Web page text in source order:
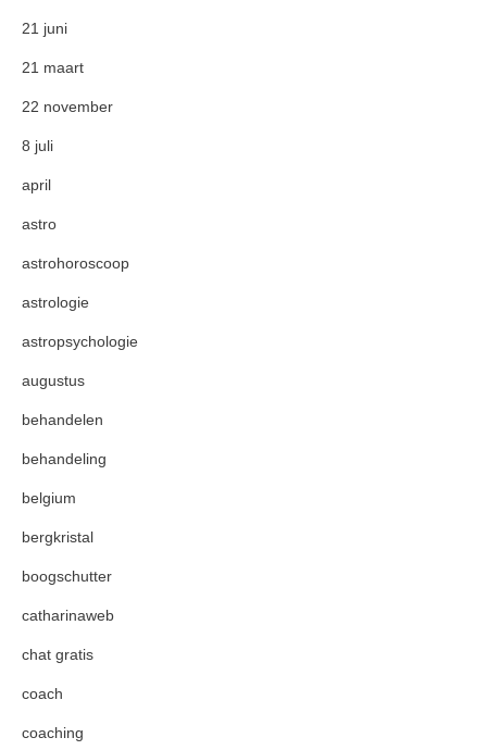
21 juni
21 maart
22 november
8 juli
april
astro
astrohoroscoop
astrologie
astropsychologie
augustus
behandelen
behandeling
belgium
bergkristal
boogschutter
catharinaweb
chat gratis
coach
coaching